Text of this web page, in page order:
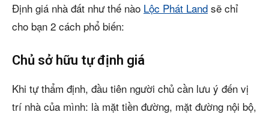
Định giá nhà đất như thế nào Lộc Phát Land sẽ chỉ
cho bạn 2 cách phổ biến:
Chủ sở hữu tự định giá
Khi tự thẩm định, đầu tiên người chủ cần lưu ý đến vị
trí nhà của mình: là mặt tiền đường, mặt đường nội bộ,